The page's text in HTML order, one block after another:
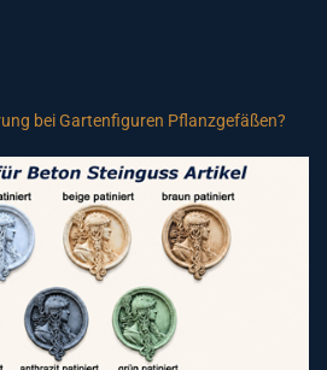
bei Gartenfiguren Pflanzgefäßen?